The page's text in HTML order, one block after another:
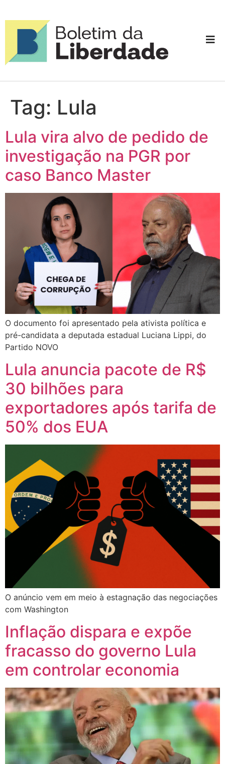
Tag: Lula
Lula vira alvo de pedido de
investigação na PGR por
caso Banco Master
O documento foi apresentado pela ativista política e
pré-candidata a deputada estadual Luciana Lippi, do
Partido NOVO
Lula anuncia pacote de R$
30 bilhões para
exportadores após tarifa de
50% dos EUA
O anúncio vem em meio à estagnação das negociações
com Washington
Inflação dispara e expõe
fracasso do governo Lula
em controlar economia